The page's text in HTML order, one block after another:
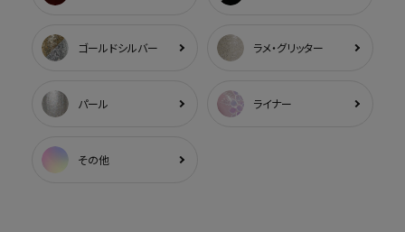
ゴールドシルバー ラメ・グリッター
パール ライナー
その他